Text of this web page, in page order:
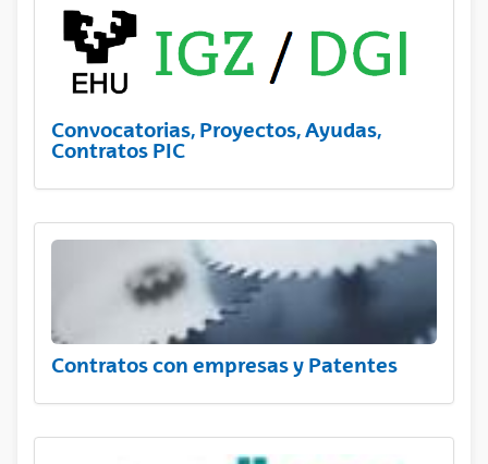
Convocatorias, Proyectos, Ayudas,
Contratos PIC
Contratos con empresas y Patentes